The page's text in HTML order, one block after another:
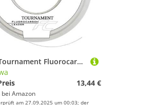
DAIWA Tournament Fluorocarbon Leader 21m 0 5mm 14.4kg / 31 75lbs transparent Vorfach Angelschnur 12940-050
13,44 €
Amazon
am 27.09.2025 um 00:03; der